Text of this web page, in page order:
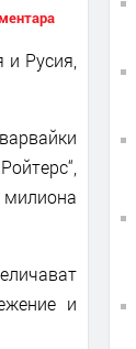
Русия,
и